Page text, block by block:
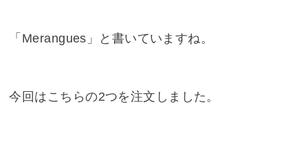
「Merangues」と書いていますね。
今回はこちらの2つを注文しました。